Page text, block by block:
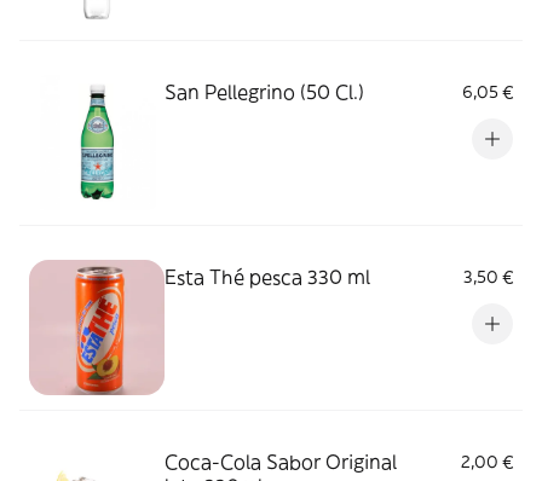
San Pellegrino (50 Cl.) 6,05 €
Esta Thé pesca 330 ml 3,50 €
Coca-Cola Sabor Original
2,00 €